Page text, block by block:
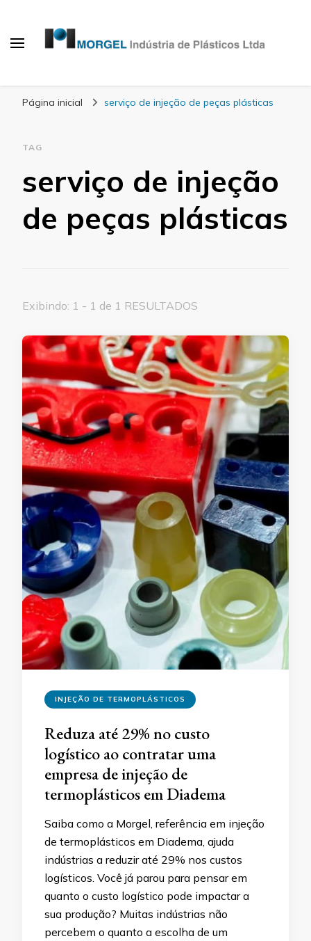
Página inicial serviço de injeção de peças plásticas
TAG
serviço de injeção
de peças plásticas
Exibindo: 1 - 1 de 1 RESULTADOS
INJEÇÃO DE TERMOPLÁSTICOS
Reduza até 29% no custo
logístico ao contratar uma
empresa de injeção de
termoplásticos em Diadema
Saiba como a Morgel, referência em injeção
de termoplásticos em Diadema, ajuda
indústrias a reduzir até 29% nos custos
logísticos. Você já parou para pensar em
quanto o custo logístico pode impactar a
sua produção? Muitas indústrias não
percebem o quanto a escolha de um